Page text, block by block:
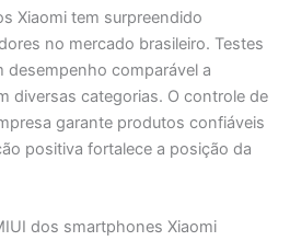
Xiaomi tem surpreendido
no mercado brasileiro. Testes
desempenho comparável a
diversas categorias. O controle de
garante produtos confiáveis
positiva fortalece a posição da
dos smartphones Xiaomi